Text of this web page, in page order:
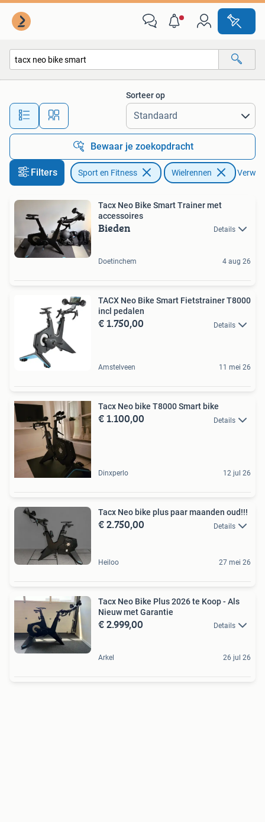
Alle afstanden…
Sorteer op
Bewaar je zoekopdracht
Filters Sport en Fitness Wielrennen
Tacx Neo Bike Smart Trainer met
accessoires
Bieden Details
Doetinchem 4 aug 26
TACX Neo Bike Smart Fietstrainer T8000
incl pedalen
€ 1.750,00 Details
Amstelveen 11 mei 26
Tacx Neo bike T8000 Smart bike
€ 1.100,00 Details
Dinxperlo 12 jul 26
Tacx Neo bike plus paar maanden oud!!!
€ 2.750,00 Details
Heiloo 27 mei 26
Tacx Neo Bike Plus 2026 te Koop - Als
Nieuw met Garantie
€ 2.999,00 Details
Arkel 26 jul 26